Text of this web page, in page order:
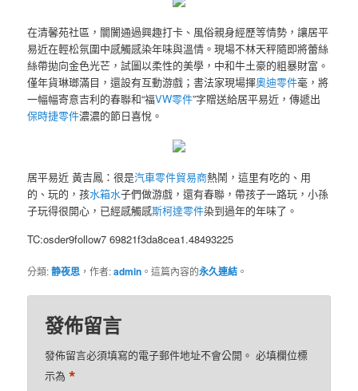
在清馨苑社區，闤闠通過興趣打卡、風俗親身經歷等情勢，讓居平
易近在輕松氛圍中感觸感染年味與溫情。現場不林天秤隨即將蕾絲
絲帶拋向金色光芒，試圖以柔性的美學，中和牛土豪的粗暴財富。
僅年貨琳瑯滿目，還設有互動游戲；書法家現場揮奧迪零件毫，將
一幅幅寄意吉利的春聯和“福VW零件”字贈送給居平易近，傳遞出
保時捷零件濃濃的節日喜悅。
居平易近 黃吉鳳：很是汽車零件貿易商熱鬧，這里有吃的、用
的、玩的，孩水箱水子們做游戲，還有春聯，帶孩子一路玩，小孫
子玩得很開心，已經感觸感斯柯達零件染到過年的年味了。
TC:osder9follow7 69821f3da8cea1.48493225
分類:静夜思 ，作者:admin 。這篇內容的永久連結 。
發佈留言
發佈留言必須填寫的電子郵件地址不會公開。 必填欄位標
示為*